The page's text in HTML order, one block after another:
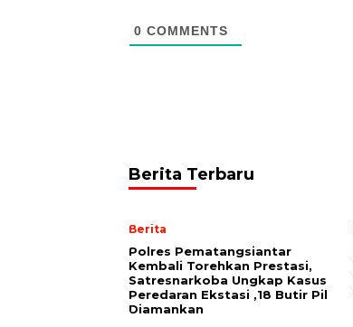
0 COMMENTS
Berita Terbaru
Berita
Polres Pematangsiantar
Kembali Torehkan Prestasi,
Satresnarkoba Ungkap Kasus
Peredaran Ekstasi ,18 Butir Pil
Diamankan